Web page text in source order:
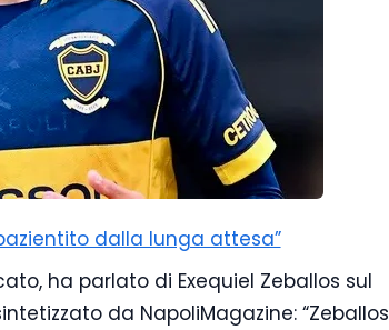
dalla lunga attesa”
ha parlato di Exequiel Zeballos sul
da NapoliMagazine: “Zeballos